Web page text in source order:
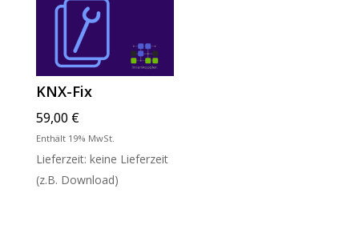
KNX-Fix
59,00 €
Enthält 19% MwSt.
Lieferzeit: keine Lieferzeit
(z.B. Download)